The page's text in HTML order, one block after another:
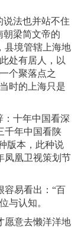
法也并站不住
朝梁简文帝的
县境管辖上海地
处有居人，以
个聚落点之
时的上海只是
十年中国看深
千年中国看陕
版本，此种说
凤凰卫视策划节
易看出：“百
与认知。
意去懒洋洋地